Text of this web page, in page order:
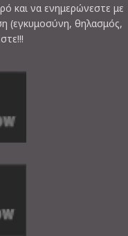
και να ενημερώνεστε με
(εγκυμοσύνη, θηλασμός,